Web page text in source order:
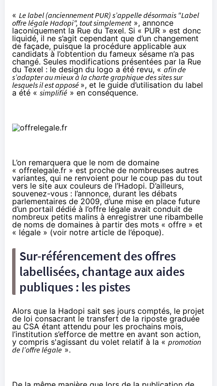
« Le label (anciennement PUR) s’appelle désormais "Label
offre légale Hadopi", tout simplement», annonce
laconiquement la Rue du Texel. Si « PUR » est donc
liquidé, il ne s’agit cependant que d’un changement
de façade, puisque la procédure applicable aux
candidats à l’obtention du fameux sésame n’a pas
changé. Seules modifications présentées par la Rue
du Texel : le design du logo a été revu, « afin de
s’adapter au mieux à la charte graphique des sites sur
lesquels il est apposé », et le guide d’utilisation du label
a été « simplifié » en conséquence.
L’on remarquera que le nom de domaine
« offrelegale.fr » est proche de nombreuses autres
variantes, qui ne renvoient pour le coup pas du tout
vers le site aux couleurs de l’Hadopi. D’ailleurs,
souvenez-vous : l’annonce, durant les débats
parlementaires de 2009, d’une mise en place future
d’un portail dédié à l’offre légale avait conduit de
nombreux petits malins à enregistrer une ribambelle
de noms de domaines à partir des mots « offre » et
« légale » (voir notre article de l’époque).
Sur-référencement des offres
labellisées, chantage aux aides
publiques : les pistes
Alors que la Hadopi sait ses jours comptés, le projet
de loi consacrant le transfert de la riposte graduée
au CSA étant attendu pour les prochains mois,
l’institution s’efforce de mettre en avant son action,
y compris s'agissant du volet relatif à la « promotion
de l’offre légale».